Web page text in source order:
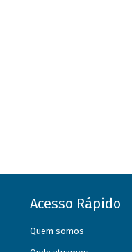
Acesso Rápido
Quem somos